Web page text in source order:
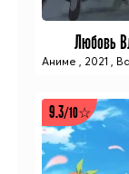
Любовь
Аниме , 2021 ,
9.3/10☆